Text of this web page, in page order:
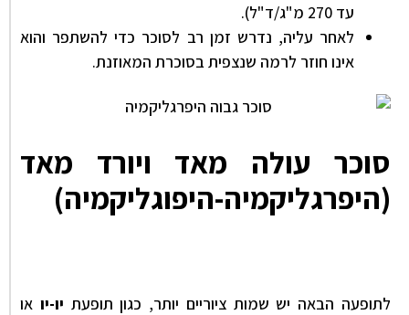
עד 270 מ"ג/ד"ל).
לאחר עליה, נדרש זמן רב לסוכר כדי להשתפר והוא
אינו חוזר לרמה שנצפית בסוכרת המאוזנת.
סוכר עולה מאד ויורד מאד
(היפרגליקמיה-היפוגליקמיה)
לתופעה הבאה יש שמות ציוריים יותר, כגון תופעת יו-יו או